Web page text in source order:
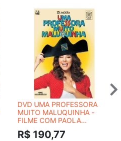
DVD UMA PROFESSORA
MUITO MALUQUINHA -
FILME COM PAOLA
OLIVEIRA
R$ 190,77